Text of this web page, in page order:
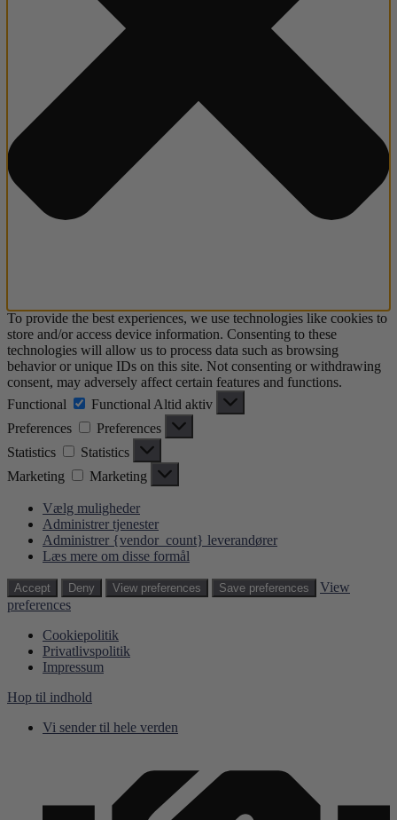
To provide the best experiences, we use technologies like cookies to
store and/or access device information. Consenting to these
technologies will allow us to process data such as browsing
behavior or unique IDs on this site. Not consenting or withdrawing
consent, may adversely affect certain features and functions.
Functional
Functional Altid aktiv
Preferences
Preferences
Statistics
Statistics
Marketing
Marketing
Vælg muligheder
Administrer tjenester
Administrer {vendor_count} leverandører
Læs mere om disse formål
Accept Deny View preferences Save preferences
View
preferences
Cookiepolitik
Privatlivspolitik
Impressum
Hop til indhold
Vi sender til hele verden